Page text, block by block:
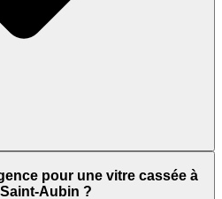
pour une vitre cassée à
Aubin ?